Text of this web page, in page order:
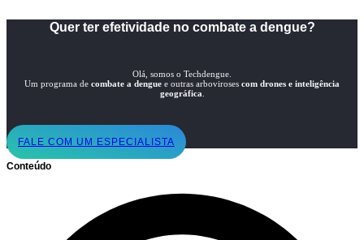
Quer ter efetividade no combate a dengue?
Olá, somos o Techdengue.
Um programa de combate a dengue e outras arboviroses com drones e inteligência
geográfica
FALE COM UM ESPECIALISTA
Conteúdo